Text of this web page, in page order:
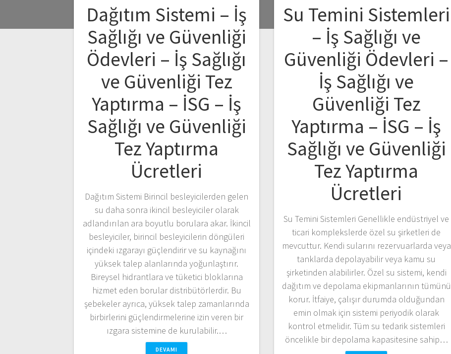
Dağıtım Sistemi – İş
Sağlığı ve Güvenliği
Ödevleri – İş Sağlığı
ve Güvenliği Tez
Yaptırma – İSG – İş
Sağlığı ve Güvenliği
Tez Yaptırma
Ücretleri
Dağıtım Sistemi Birincil besleyicilerden gelen
su daha sonra ikincil besleyiciler olarak
adlandırılan ara boyutlu borulara akar. İkincil
besleyiciler, birincil besleyicilerin döngüleri
içindeki ızgarayı güçlendirir ve su kaynağını
yüksek talep alanlarında yoğunlaştırır.
Bireysel hidrantlara ve tüketici bloklarına
hizmet eden borular distribütörlerdir. Bu
şebekeler ayrıca, yüksek talep zamanlarında
birbirlerini güçlendirmelerine izin veren bir
ızgara sistemine de kurulabilir.…
DEVAMI
Su Temini Sistemleri
– İş Sağlığı ve
Güvenliği Ödevleri –
İş Sağlığı ve
Güvenliği Tez
Yaptırma – İSG – İş
Sağlığı ve Güvenliği
Tez Yaptırma
Ücretleri
Su Temini Sistemleri Genellikle endüstriyel ve
ticari komplekslerde özel su şirketleri de
mevcuttur. Kendi sularını rezervuarlarda veya
tanklarda depolayabilir veya kamu su
şirketinden alabilirler. Özel su sistemi, kendi
dağıtım ve depolama ekipmanlarının tümünü
korur. İtfaiye, çalışır durumda olduğundan
emin olmak için sistemi periyodik olarak
kontrol etmelidir. Tüm su tedarik sistemleri
öncelikle bir depolama kapasitesine sahip…